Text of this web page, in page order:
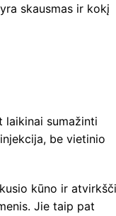
skausmas ir kokį
laikinai sumažinti
be vietinio
kūno ir
Jie taip pat